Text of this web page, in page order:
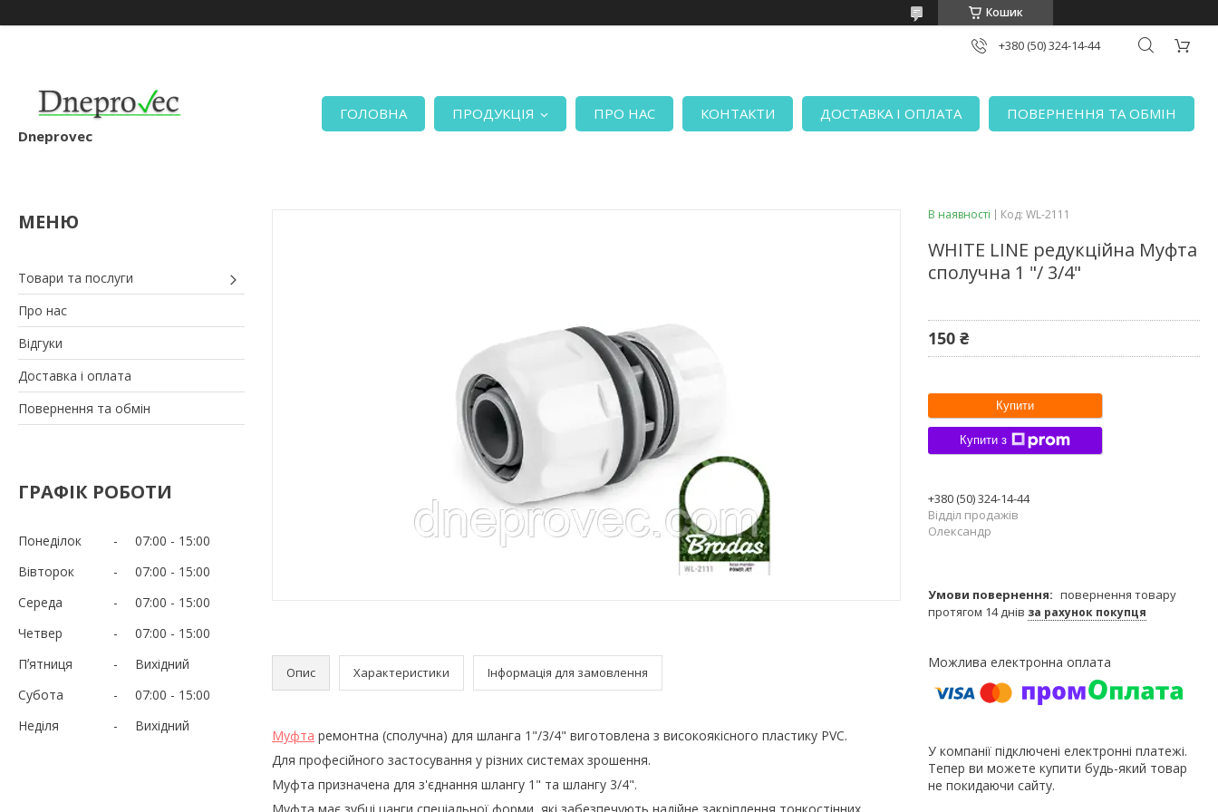
Кошик
+380 (50) 324-14-44
Dneprovec
ГОЛОВНА ПРОДУКЦІЯ ПРО НАС КОНТАКТИ ДОСТАВКА І ОПЛАТА ПОВЕРНЕННЯ ТА ОБМІН
Товари та послуги
Про нас
Відгуки
Доставка і оплата
Повернення та обмін
ГРАФІК РОБОТИ
Понеділок 07:00
15:00
Вівторок
07:00
15:00
Середа
07:00
15:00
Четвер
07:00
15:00
Пʼятниця
Вихідний
Субота
07:00
15:00
Неділя
Вихідний
Опис Характеристики Інформація для замовлення
Муфта ремонтна (сполучна) для шланга 1"/3/4" виготовлена з високоякісного пластику PVC.
Для професійного застосування у різних системах зрошення.
Муфта призначена для з'єднання шлангу 1" та шлангу 3/4".
Муфта має зубці цанги спеціальної форми, які забезпечують надійне закріплення тонкостінних
В наявності Код: WL-2111
WHITE LINE редукційна Муфта
сполучна 1 "/ 3/4"
150 ₴
Купити
Купити з
+380 (50) 324-14-44
Відділ продажів
Олександр
повернення товару
протягом 14 днів за рахунок покупця
У компанії підключені електронні платежі.
Тепер ви можете купити будь-який товар
не покидаючи сайту.